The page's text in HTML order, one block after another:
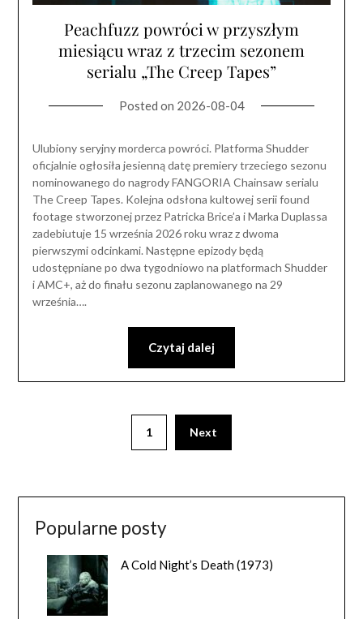
Peachfuzz powróci w przyszłym
miesiącu wraz z trzecim sezonem
serialu „The Creep Tapes”
Posted on 2026-08-04
Ulubiony seryjny morderca powróci. Platforma Shudder
oficjalnie ogłosiła jesienną datę premiery trzeciego sezonu
nominowanego do nagrody FANGORIA Chainsaw serialu
The Creep Tapes. Kolejna odsłona kultowej serii found
footage stworzonej przez Patricka Brice’a i Marka Duplassa
zadebiutuje 15 września 2026 roku wraz z dwoma
pierwszymi odcinkami. Następne epizody będą
udostępniane po dwa tygodniowo na platformach Shudder
i AMC+, aż do finału sezonu zaplanowanego na 29
września….
Czytaj dalej
1 Next
Popularne posty
A Cold Night’s Death (1973)